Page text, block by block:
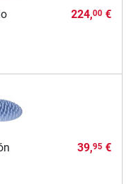
224,00€
39,95€